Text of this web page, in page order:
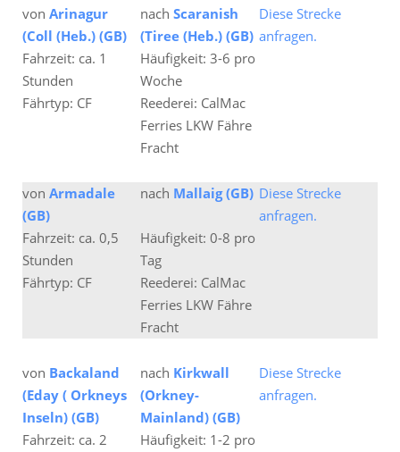
von Arinagur
(Coll (Heb.) (GB)
nach Scaranish
(Tiree (Heb.) (GB)
Diese Strecke
anfragen.
Fahrzeit: ca. 1
Stunden
Häufigkeit: 3-6 pro
Woche
Fährtyp: CF
Reederei: CalMac
Ferries LKW Fähre
Fracht
von Armadale
(GB)
nach Mallaig (GB) Diese Strecke
anfragen.
Fahrzeit: ca. 0,5
Stunden
Häufigkeit: 0-8 pro
Tag
Fährtyp: CF
Reederei: CalMac
Ferries LKW Fähre
Fracht
von Backaland
(Eday ( Orkneys
Inseln) (GB)
nach Kirkwall
(Orkney-
Mainland) (GB)
Diese Strecke
anfragen.
Fahrzeit: ca. 2
Häufigkeit: 1-2 pro